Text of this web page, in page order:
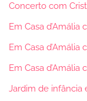
Concerto com
Em Casa
Em Casa
Em Casa
Jardim de infância